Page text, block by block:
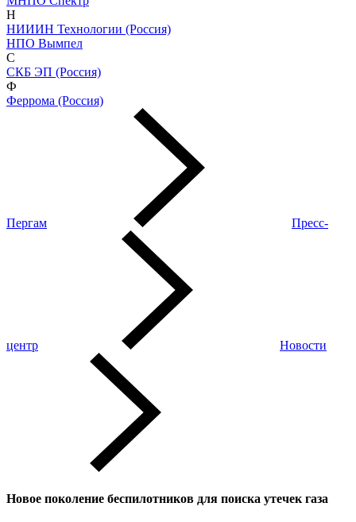
Н
НИИИН Технологии (Россия)
НПО Вымпел
С
СКБ ЭП (Россия)
Ф
Феррома (Россия)
Пергам Пресс-
центр Новости
Новое поколение беспилотников для поиска утечек газа